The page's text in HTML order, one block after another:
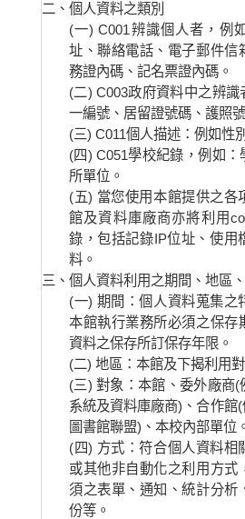
二、 個人資料之類別
(一) C001辨識個人者，例
址、聯絡電話、電子郵件信
務證內碼、記名票證內碼。
(二) C003政府資料中之辨
一編號、居留證號碼、護照號
(三) C011個人描述：例如性
(四) C051學校紀錄，例如
所單位。
(五) 當您使用本館提供之各
館及資料庫廠商亦將利用
錄，包括記錄IP位址、使用
料。
三、 個人資料利用之期間、地區
(一) 期間：個人資料蒐集之
本館執行業務所必須之保存
資料之保存所訂保存年限。
(二) 地區：本館及下揭利用
(三) 對象：本館、委外廠商
系統及資料庫廠商)、合作館
圖書館聯盟)、本校內部單位。
(四) 方式：符合個人資料相
或其他非自動化之利用方式
須之表單、通知、統計分析
份等。